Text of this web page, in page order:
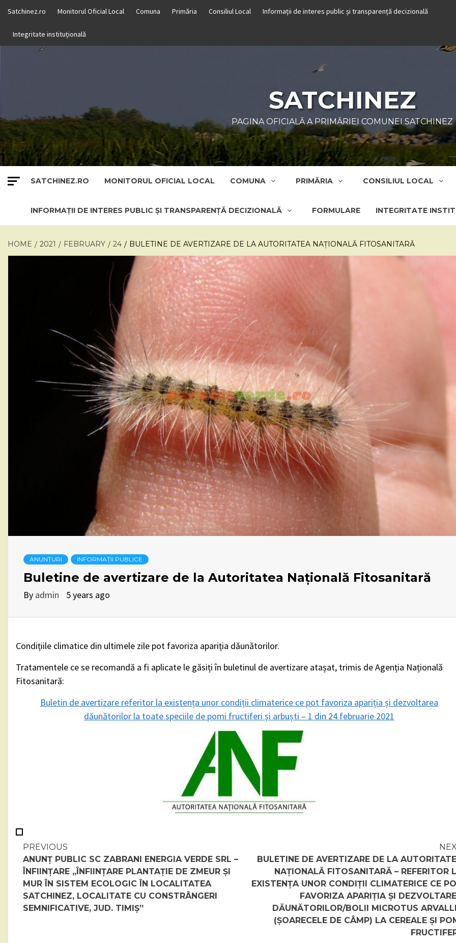
content
Satchinez.ro Monitorul Oficial Local Comuna Primăria Consiliul Local Informații de interes public și transparență decizională
Integritate instituțională
SATCHINEZ
PAGINA OFICIALĂ A PRIMĂRIEI COMUNEI SATCHINEZ
SATCHINEZ.RO MONITORUL OFICIAL LOCAL COMUNA PRIMĂRIA CONSILIUL LOCAL
INFORMAȚII DE INTERES PUBLIC ȘI TRANSPARENȚĂ DECIZIONALĂ FORMULARE INTEGRITATE
HOME 2021 FEBRUARY 24 BULETINE DE AVERTIZARE DE LA AUTORITATEA NAȚIONALĂ FITOSANITARĂ
ANUNȚURI INFORMAȚII PUBLICE
Buletine de avertizare de la Autoritatea Națională Fitosanitară
By admin 5 years ago
Condițiile climatice din ultimele zile pot favoriza apariția dăunătorilor.
Tratamentele ce se recomandă a fi aplicate le găsiți în buletinul de avertizare atașat, trimis de Agenția Națională
Fitosanitară:
Buletin de avertizare referitor la existența unor condiții climaterice ce pot favoriza apariția și dezvoltarea
dăunătorilor la toate speciile de pomi fructiferi și arbuști – 1 din 24 februarie 2021
Continue
Reading
PREVIOUS
ANUNȚ PUBLIC SC ZABRANI ENERGIA VERDE SRL –
ÎNFIINȚARE „ÎNFIINȚARE PLANTAȚIE DE ZMEUR ȘI
MUR ÎN SISTEM ECOLOGIC ÎN LOCALITATEA
SATCHINEZ, LOCALITATE CU CONSTRÂNGERI
SEMNIFICATIVE, JUD. TIMIȘ”
BULETINE DE AVERTIZARE DE LA
NAȚIONALĂ FITOSANITARĂ – REFERITOR
EXISTENȚA UNOR CONDIȚII CLIMATERICE CE
FAVORIZA APARIȚIA ȘI
DĂUNĂTORILOR/BOLII MICROTUS
(ȘOARECELE DE CÂMP) LA CEREALE ȘI